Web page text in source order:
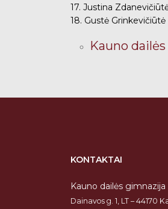
17. Justina
18. Gustė
Kauno
KONTAKTAI
Kauno dailės gimnazija
Dainavos g. 1, LT – 44170